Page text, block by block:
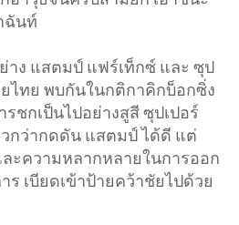
ฉันท์
าง แสตมป์ แฟร์เท็กซ์ และ ซุป
ไทย พบกันในกติกาคิกบ็อกซิ่ง
รชกเป็นไปอย่างสูสี ซุปเปอร์
กว่ากดดัน แสตมป์ ได้ดี แต่
ะความหลากหลายในการออก
เบียดเข้าป้ายคว้าชัยไปด้วย